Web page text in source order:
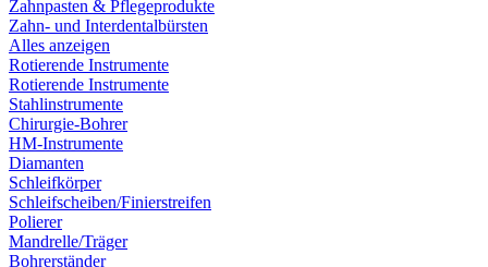
Zahnpasten & Pflegeprodukte
Zahn- und Interdentalbürsten
Alles anzeigen
Rotierende Instrumente
Rotierende Instrumente
Stahlinstrumente
Chirurgie-Bohrer
HM-Instrumente
Diamanten
Schleifkörper
Schleifscheiben/Finierstreifen
Polierer
Mandrelle/Träger
Bohrerständer